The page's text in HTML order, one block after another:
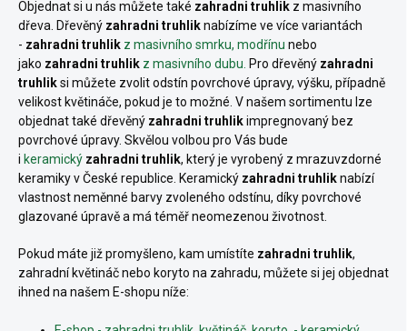
Objednat si u nás můžete také zahradni truhlik z masivního
dřeva. Dřevěný zahradni truhliknabízíme ve více variantách
- zahradni truhlik z masivního smrku, modřínu nebo
jako zahradni truhlik z masivního dubu. Pro dřevěný zahradni
truhliksi můžete zvolit odstín povrchové úpravy, výšku, případně
velikost květináče, pokud je to možné. V našem sortimentu lze
objednat také dřevěný zahradni truhlikimpregnovaný bez
povrchové úpravy. Skvělou volbou pro Vás bude
i keramický zahradni truhlik, který je vyrobený z mrazuvzdorné
keramiky v České republice. Keramický zahradni truhliknabízí
vlastnost neměnné barvy zvoleného odstínu, díky povrchové
glazované úpravě a má téměř neomezenou životnost.
Pokud máte již promyšleno, kam umístíte zahradni truhlik,
zahradní květináč nebo koryto na zahradu, můžete si jej objednat
ihned na našem E-shopu níže: